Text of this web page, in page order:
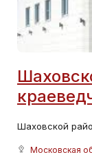
Шаховской
Московская